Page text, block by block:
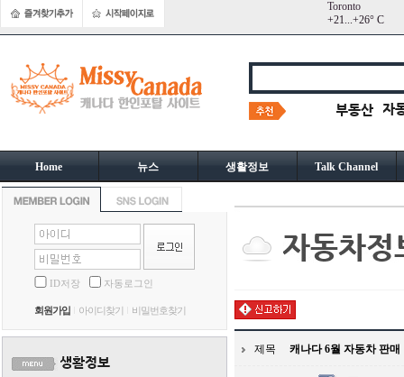
Toronto
+21...+26° C
Home 뉴스 생활정보 Talk Channel
ID저장 자동로그인
회원가입 아이디찾기 비밀번호찾기
제목 캐나다 6월 자동차 판